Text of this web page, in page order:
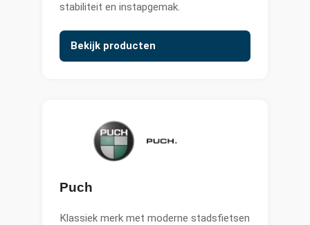
stabiliteit en instapgemak.
Bekijk producten
Puch
Klassiek merk met moderne stadsfietsen